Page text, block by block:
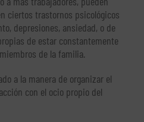
ciertos trastornos psicológicos
depresiones, ansiedad, o de
de estar constantemente
de la familia.
a la manera de organizar el
con el ocio propio del